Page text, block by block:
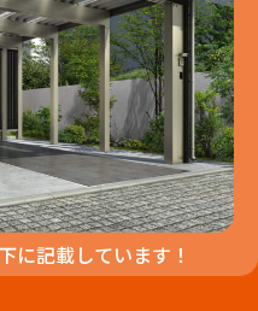
に記載しています！​